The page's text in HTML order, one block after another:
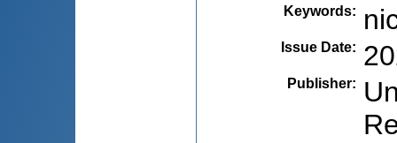
Keywords:
Issue Date:
Publisher: